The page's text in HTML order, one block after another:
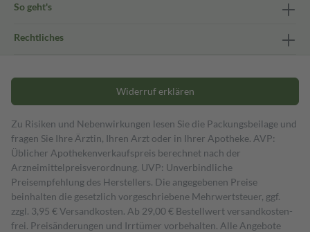
So geht's
Rechtliches
Widerruf erklären
Zu Risiken und Nebenwirkungen lesen Sie die Packungsbeilage und
fragen Sie Ihre Ärztin, Ihren Arzt oder in Ihrer Apotheke. AVP:
Üblicher Apothekenverkaufspreis berechnet nach der
Arzneimittelpreisverordnung. UVP: Unverbindliche
Preisempfehlung des Herstellers. Die angegebenen Preise
beinhalten die gesetzlich vorgeschriebene Mehrwertsteuer, ggf.
zzgl. 3,95 € Versandkosten. Ab 29,00 € Bestell­wert versand­kosten­
frei. Preisänderungen und Irrtümer vorbehalten. Alle Angebote